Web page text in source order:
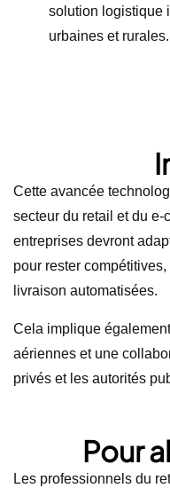
solution logistique
urbaines et rurales.
Cette avancée
secteur du retail et du
entreprises devront
pour rester
livraison automatisées.
Cela implique
aériennes et une
privés et les autorités
Pour
Les professionnels du